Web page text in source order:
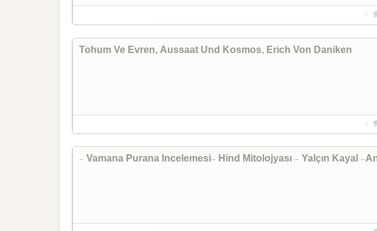
0
Tohum Ve Evren, Aussaat Und Kosmos, Erich Von Daniken
0
- Vamana Purana Incelemesi- Hind Mitolojyası - Yalçın Kayal -